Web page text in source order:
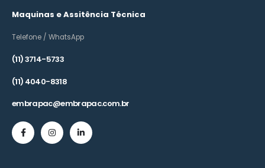
Maquinas e Assitência Técnica
Telefone / WhatsApp
(11) 3714-5733
(11) 4040-8318
embrapac@embrapac.com.br